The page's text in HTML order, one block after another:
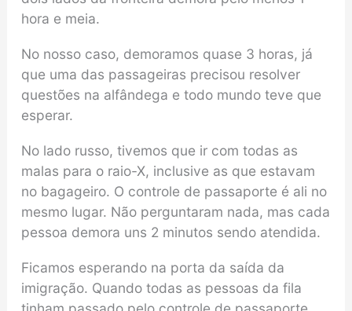
hora e meia.
No nosso caso, demoramos quase 3 horas, já
que uma das passageiras precisou resolver
questões na alfândega e todo mundo teve que
esperar.
No lado russo, tivemos que ir com todas as
malas para o raio-X, inclusive as que estavam
no bagageiro. O controle de passaporte é ali no
mesmo lugar. Não perguntaram nada, mas cada
pessoa demora uns 2 minutos sendo atendida.
Ficamos esperando na porta da saída da
imigração. Quando todas as pessoas da fila